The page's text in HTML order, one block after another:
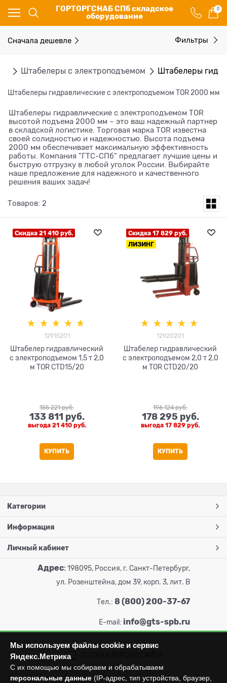
ГОРТОРГСНАБ СПб складское
оборудование
0
Штабелеры с электроподъемом Штабелеры
Штабелеры гидравлические c электроподъемом TOR 2000 мм
Штабелеры гидравлические c электроподъемом TOR
высотой подъема 2000 мм – это ваш надежный партнер
в складской логистике. Торговая марка TOR известна
своей солидностью и надежностью. Высота подъема
2000 мм обеспечивает максимальную эффективность
работы. Компания "ГТС-СПб" предлагает лучшие цены и
быструю отгрузку в любой уголок России. Выбирайте
наше предложение для надежного и качественного
решения ваших задач!
Сначала дешевле Фильтры
Товаров: 2
Скидка 21 410 руб.
12915201
Штабелер гидравлический
с электроподъемом 1,5 т 2,0
м TOR CTD15/20
155 221 руб.
133 811 руб.
выгода 21 410 руб.
КУПИТЬ
Скидка 17 829 руб.
ЛИЗИНГ
12920201
Штабелер гидравлический
с электроподъемом 2,0 т 2,0
м TOR CTD20/20
196 124 руб.
178 295 руб.
выгода 17 829 руб.
КУПИТЬ
Категории
Информация
Личный кабинет
Адрес: 198095, Россия, г. Санкт-Петербург,
ул. Розенштейна, дом 39, корп. 3, лит. В
Тел.: 8 (800) 200-37-67
E-mail: info@gts-spb.ru
Мы используем файлы cookie и сервис
Яндекс.Метрика
С их помощью мы собираем и обрабатываем
персональные данные (IP-адрес, тип устройства, браузер,